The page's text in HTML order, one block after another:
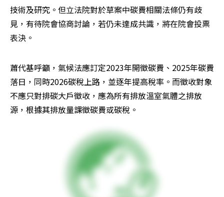
技術及研究。但立法院對於草案中碳費相關法條仍有歧
見，有待院會協商討論，若仍未達成共識，將在院會投票
表決。
蕭代基呼籲，氣候法應訂定2023年開徵碳費、2025年碳費
落日，同時2026碳稅上路，並逐年提高稅率。而徵收對象
不應只對排碳大戶徵收，應為所有排放溫室氣體之排放
源，根據其排放量課徵碳費或碳稅。